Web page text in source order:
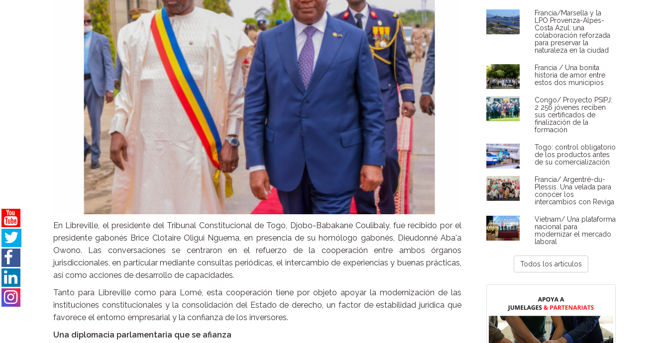
En Libreville, el presidente del Tribunal Constitucional de Togo, Djobo-Babakane Coulibaly, fue recibido por el
presidente gabonés Brice Clotaire Oligui Nguema, en presencia de su homólogo gabonés, Dieudonné Aba'a
Owono. Las conversaciones se centraron en el refuerzo de la cooperación entre ambos órganos
jurisdiccionales, en particular mediante consultas periódicas, el intercambio de experiencias y buenas prácticas,
así como acciones de desarrollo de capacidades.
Tanto para Libreville como para Lomé, esta cooperación tiene por objeto apoyar la modernización de las
instituciones constitucionales y la consolidación del Estado de derecho, un factor de estabilidad jurídica que
favorece el entorno empresarial y la confianza de los inversores.
Una diplomacia parlamentaria que se afianza
Francia/Marsella y la
LPO Provenza-Alpes-
Costa Azul: una
colaboración reforzada
para preservar la
naturaleza en la ciudad
Francia / Una bonita
historia de amor entre
estos dos municipios
Congo/ Proyecto PSIPJ:
2 256 jóvenes reciben
sus certificados de
finalización de la
formación
Togo: control obligatorio
de los productos antes
de su comercialización
Francia/ Argentré-du-
Plessis. Una velada para
conocer los
intercambios con Reviga
Vietnam/ Una plataforma
nacional para
modernizar el mercado
laboral
Todos los artículos